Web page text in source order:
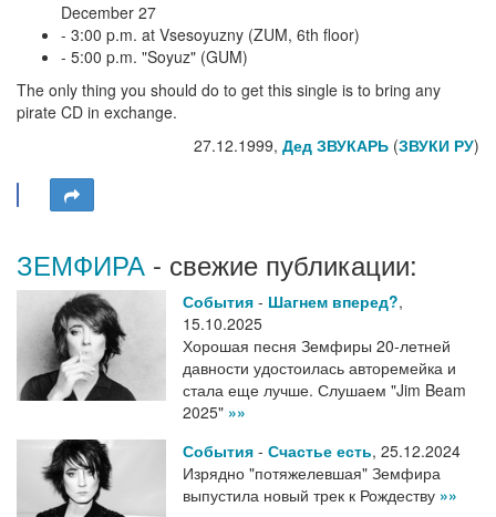
December 27
- 3:00 p.m. at Vsesoyuzny (ZUM, 6th floor)
- 5:00 p.m. "Soyuz" (GUM)
The only thing you should do to get this single is to bring any
pirate CD in exchange.
27.12.1999, Дед ЗВУКАРЬ (ЗВУКИ РУ)
ЗЕМФИРА - свежие публикации:
События - Шагнем вперед?,
15.10.2025
Хорошая песня Земфиры 20-летней
давности удостоилась авторемейка и
стала еще лучше. Слушаем "Jim Beam
2025" »»
События - Счастье есть, 25.12.2024
Изрядно "потяжелевшая" Земфира
выпустила новый трек к Рождеству »»